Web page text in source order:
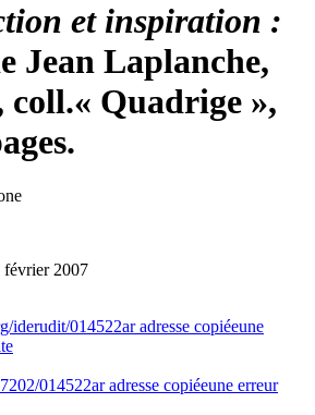
et inspiration :
Jean Laplanche,
coll.« Quadrige »,
2007
iderudit/014522aradresse copiéeune
014522aradresse copiéeune erreur